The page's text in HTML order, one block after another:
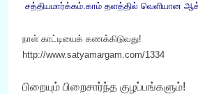
சத்தியமார்க்கம்.காம் தளத்தில் வெளியான
நாள் காட்டியைக் கணக்கிடுவது!
http://www.satyamargam.com/1334
பிறையும் பிறைசார்ந்த குழப்பங்களும்!